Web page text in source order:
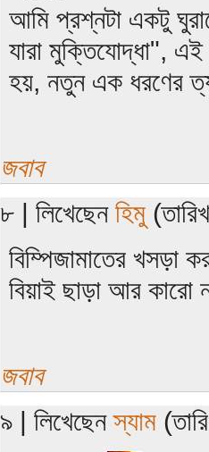
আমি প্রশ্নটা একটু
যারা মুক্তিযোদ্ধা",
হয়, নতুন এক ধরণের
জবাব
৮ | লিখেছেন হিমু
বিম্পিজামাতের খসড়া
বিয়াই ছাড়া আর কারো
জবাব
৯ | লিখেছেনস্যাম